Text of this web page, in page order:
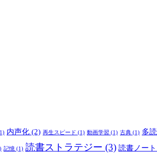
内声化 (2) 再生スピード (1) 動画学習 (1) 古典 (1) 多読
記憶 (1) 読書ストラテジー (3) 読書ノート